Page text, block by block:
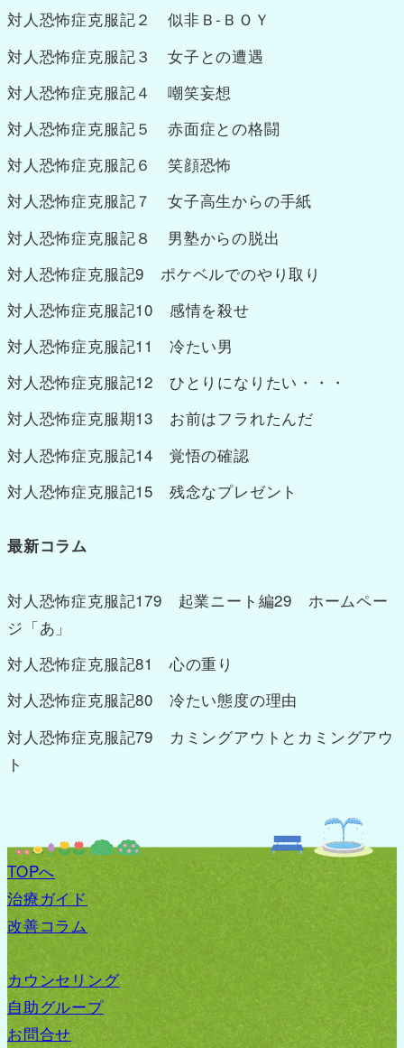
対人恐怖症克服記２ 似非Ｂ‐ＢＯＹ
対人恐怖症克服記３ 女子との遭遇
対人恐怖症克服記４ 嘲笑妄想
対人恐怖症克服記５ 赤面症との格闘
対人恐怖症克服記６ 笑顔恐怖
対人恐怖症克服記７ 女子高生からの手紙
対人恐怖症克服記８ 男塾からの脱出
対人恐怖症克服記9 ポケベルでのやり取り
対人恐怖症克服記10 感情を殺せ
対人恐怖症克服記11 冷たい男
対人恐怖症克服記12 ひとりになりたい・・・
対人恐怖症克服期13 お前はフラれたんだ
対人恐怖症克服記14 覚悟の確認
対人恐怖症克服記15 残念なプレゼント
最新コラム
対人恐怖症克服記179 起業ニート編29 ホームペー
ジ「あ」
対人恐怖症克服記81 心の重り
対人恐怖症克服記80 冷たい態度の理由
対人恐怖症克服記79 カミングアウトとカミングアウ
ト
TOPへ
治療ガイド
改善コラム
カウンセリング
自助グループ
お問合せ